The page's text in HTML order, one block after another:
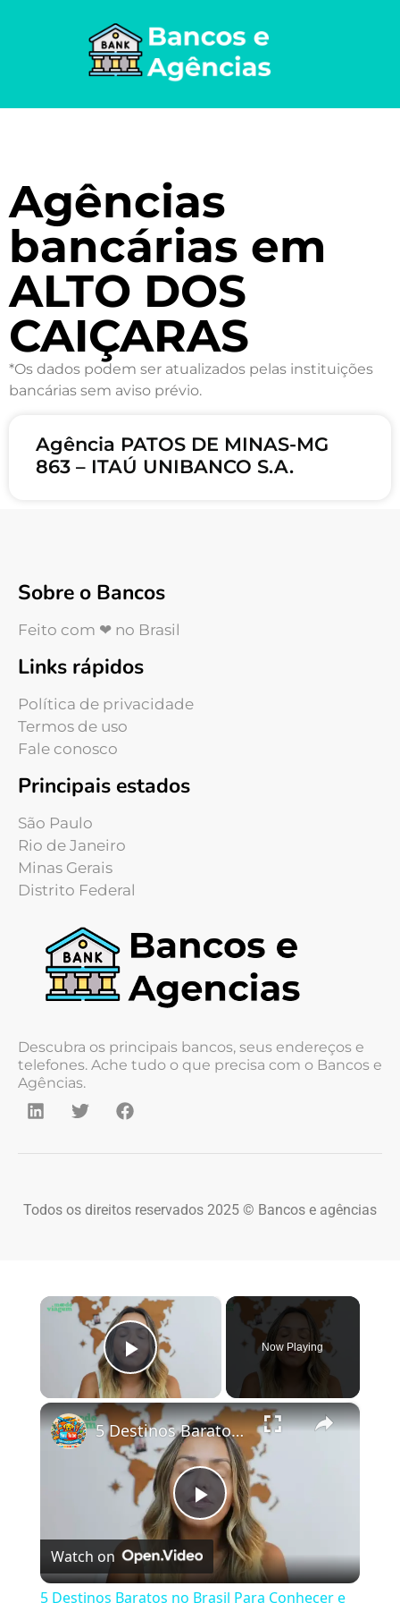
Agências
bancárias em
ALTO DOS
CAIÇARAS
*Os dados podem ser atualizados pelas instituições
bancárias sem aviso prévio.
Agência PATOS DE MINAS-MG
863 – ITAÚ UNIBANCO S.A.
Sobre o Bancos
Feito com ❤ no Brasil
Links rápidos
Política de privacidade
Termos de uso
Fale conosco
Principais estados
São Paulo
Rio de Janeiro
Minas Gerais
Distrito Federal
Descubra os principais bancos, seus endereços e
telefones. Ache tudo o que precisa com o Bancos e
Agências.
Todos os direitos reservados 2025 © Bancos e agências
×
Play Video
Now Playing
×
Play Video
5 Destinos Baratos no Brasil Para Conhecer e Amar! 🇧🇷✨
Watch on
5 Destinos Baratos no Brasil Para Conhecer e